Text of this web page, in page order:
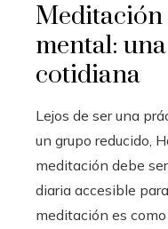
mental:
cotidiana
Lejos de ser una
un grupo reducido,
meditación debe
diaria accesible
meditación es